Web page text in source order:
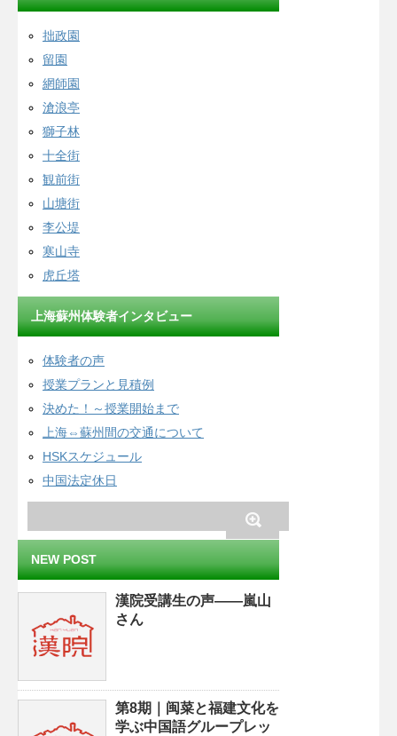
拙政園
留園
網師園
滄浪亭
獅子林
十全街
観前街
山塘街
李公堤
寒山寺
虎丘塔
上海蘇州体験者インタビュー
体験者の声
授業プランと見積例
決めた！～授業開始まで
上海⇔蘇州間の交通について
HSKスケジュール
中国法定休日
NEW POST
漢院受講生の声——嵐山
さん
第8期｜闽菜と福建文化を
学ぶ中国語グループレッ